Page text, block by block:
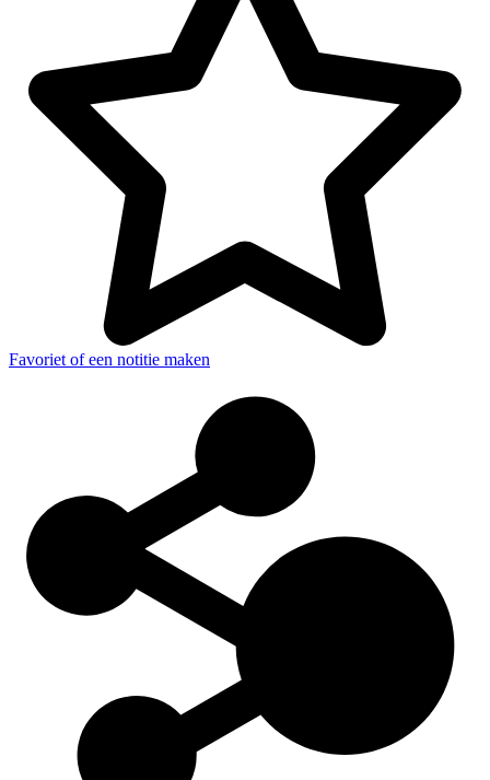
Favoriet of een notitie maken